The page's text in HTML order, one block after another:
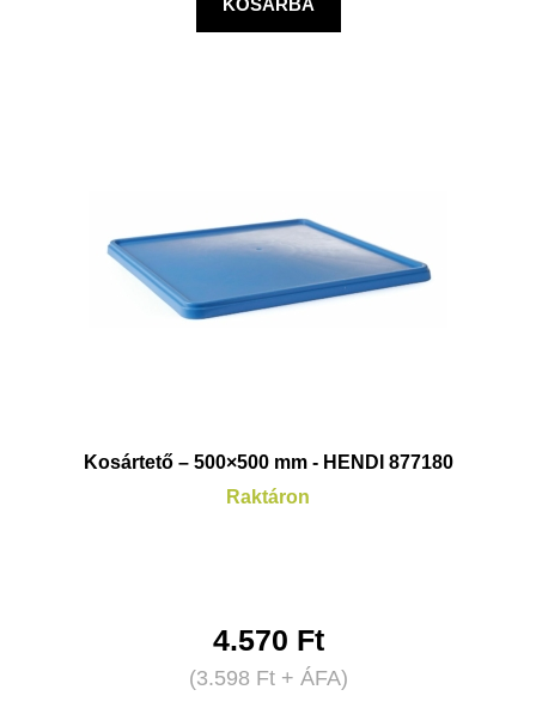
KOSÁRBA
Kosártető – 500×500 mm - HENDI 877180
Raktáron
4.570 Ft
(3.598 Ft+ ÁFA)